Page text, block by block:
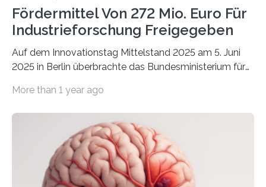
Fördermittel Von 272 Mio. Euro Für
Industrieforschung Freigegeben
Auf dem Innovationstag Mittelstand 2025 am 5. Juni
2025 in Berlin überbrachte das Bundesministerium für
Überplanmäßige Verpflichtungsermächtigungen in
Woche vom Haushaltsausschuss freigegeben – unter
anderem zur Unterstützung der
Industrieforschungsprogramme Industrielle
Gemeinschaftsforschung (IGF), Zentrales
Innovationsprogramm Mittelstand (ZIM) und
More than 1 year ago